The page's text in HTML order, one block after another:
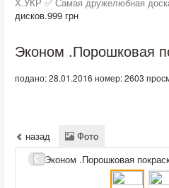
дисков.999 грн
Эконом .Порошковая
подано: 28.01.2016 номер: 2603
назад Фото